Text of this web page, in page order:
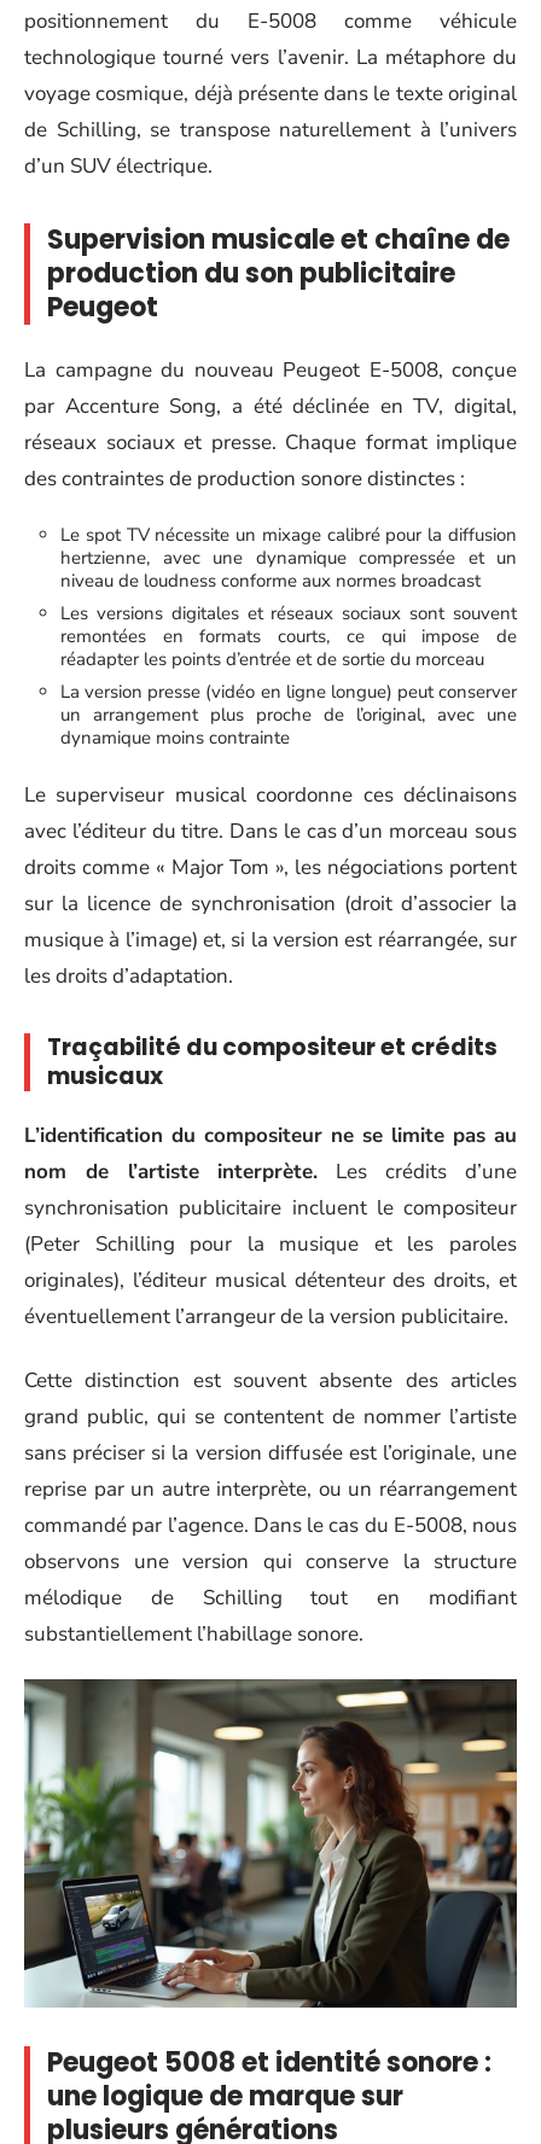
positionnement du E-5008 comme véhicule
technologique tourné vers l’avenir. La métaphore du
voyage cosmique, déjà présente dans le texte original
de Schilling, se transpose naturellement à l’univers
d’un SUV électrique.
Supervision musicale et chaîne de
production du son publicitaire
Peugeot
La campagne du nouveau Peugeot E-5008, conçue
par Accenture Song, a été déclinée en TV, digital,
réseaux sociaux et presse. Chaque format implique
des contraintes de production sonore distinctes :
Le spot TV nécessite un mixage calibré pour la diffusion
hertzienne, avec une dynamique compressée et un
niveau de loudness conforme aux normes broadcast
Les versions digitales et réseaux sociaux sont souvent
remontées en formats courts, ce qui impose de
réadapter les points d’entrée et de sortie du morceau
La version presse (vidéo en ligne longue) peut conserver
un arrangement plus proche de l’original, avec une
dynamique moins contrainte
Le superviseur musical coordonne ces déclinaisons
avec l’éditeur du titre. Dans le cas d’un morceau sous
droits comme « Major Tom », les négociations portent
sur la licence de synchronisation (droit d’associer la
musique à l’image) et, si la version est réarrangée, sur
les droits d’adaptation.
Traçabilité du compositeur et crédits
musicaux
L’identification du compositeur ne se limite pas au
nom de l’artiste interprète. Les crédits d’une
synchronisation publicitaire incluent le compositeur
(Peter Schilling pour la musique et les paroles
originales), l’éditeur musical détenteur des droits, et
éventuellement l’arrangeur de la version publicitaire.
Cette distinction est souvent absente des articles
grand public, qui se contentent de nommer l’artiste
sans préciser si la version diffusée est l’originale, une
reprise par un autre interprète, ou un réarrangement
commandé par l’agence. Dans le cas du E-5008, nous
observons une version qui conserve la structure
mélodique de Schilling tout en modifiant
substantiellement l’habillage sonore.
Peugeot 5008 et identité sonore :
une logique de marque sur
plusieurs générations